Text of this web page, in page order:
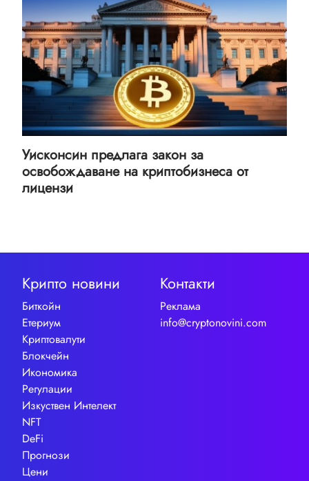
Уисконсин предлага закон за
освобождаване на криптобизнеса от
лицензи
Крипто новини
Биткойн
Етериум
Криптовалути
Блокчейн
Икономика
Регулации
Изкуствен Интелект
NFT
DeFi
Прогнози
Цени
Контакти
Реклама
info@cryptonovini.com